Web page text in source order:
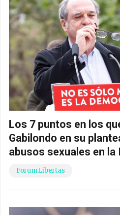
Los 7 puntos en los
Gabilondo en su
abusos sexuales en la
ForumLibertas